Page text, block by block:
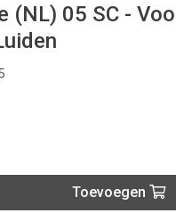
(NL) 05 SC -
Toevoegen